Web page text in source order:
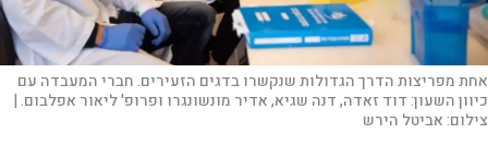
אחת מפריצות הדרך הגדולות שנקשרו בדגים הזעירים. חברי המעבדה עם
כיוון השעון: דוד זאדה, דנה שגיא, אדיר מונשונגרו ופרופ' ליאור אפלבום. |
צילום:אביטל הירש